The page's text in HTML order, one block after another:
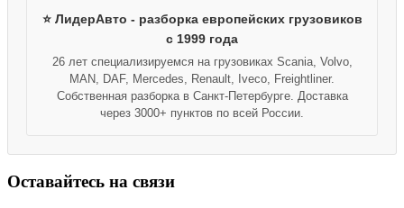
⭐ ЛидерАвто - разборка европейских грузовиков
с 1999 года
26 лет специализируемся на грузовиках Scania, Volvo,
MAN, DAF, Mercedes, Renault, Iveco, Freightliner.
Собственная разборка в Санкт-Петербурге. Доставка
через 3000+ пунктов по всей России.
Оставайтесь на связи